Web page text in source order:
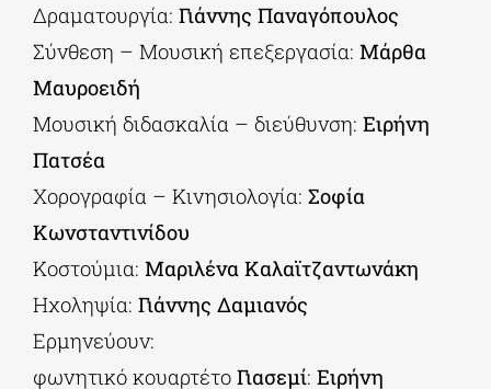
Δραματουργία: Γιάννης Παναγόπουλος
Σύνθεση – Μουσική επεξεργασία: Μάρθα
Μαυροειδή
Μουσική διδασκαλία – διεύθυνση: Ειρήνη
Πατσέα
Χορογραφία – Κινησιολογία: Σοφία
Κωνσταντινίδου
Κοστούμια: Μαριλένα Καλαϊτζαντωνάκη
Ηχοληψία: Γιάννης Δαμιανός
Ερμηνεύουν:
φωνητικό κουαρτέτο Γιασεμί: Ειρήνη